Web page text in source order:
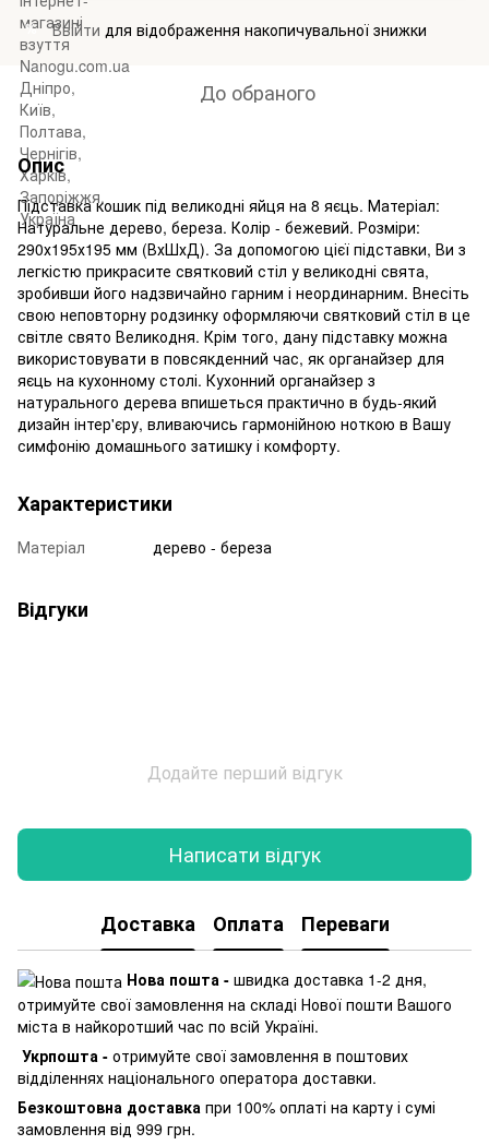
% Ввійти для відображення накопичувальної знижки
До обраного
Опис
Підставка кошик під великодні яйця на 8 яєць. Матеріал:
Натуральне дерево, береза. Колір - бежевий. Розміри:
290х195х195 мм (ВхШхД). За допомогою цієї підставки, Ви з
легкістю прикрасите святковий стіл у великодні свята,
зробивши його надзвичайно гарним і неординарним. Внесіть
свою неповторну родзинку оформляючи святковий стіл в це
світле свято Великодня. Крім того, дану підставку можна
використовувати в повсякденний час, як органайзер для
яєць на кухонному столі. Кухонний органайзер з
натурального дерева впишеться практично в будь-який
дизайн інтер'єру, вливаючись гармонійною ноткою в Вашу
симфонію домашнього затишку і комфорту.
Характеристики
Матеріал дерево - береза
Відгуки
Додайте перший відгук
Написати відгук
Доставка Оплата Переваги
Нова пошта - швидка доставка 1-2 дня,
отримуйте свої замовлення на складі Нової пошти Вашого
міста в найкоротший час по всій Україні.
Укрпошта - отримуйте свої замовлення в поштових
відділеннях національного оператора доставки.
Безкоштовна доставка при 100% оплаті на карту і сумі
замовлення від 999 грн.